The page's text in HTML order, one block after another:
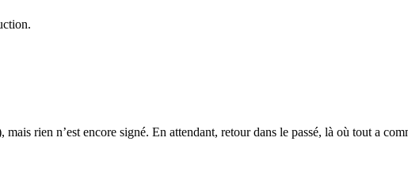
mais rien n’est encore signé. En attendant, retour dans le passé, là où tout a